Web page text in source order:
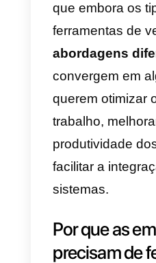
O que
vendas
As
interfaces
trabalho da
Seu
escalável. A